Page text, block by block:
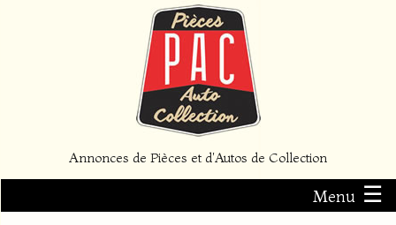
Annonces de Pièces et d'Autos de Collection
Menu ☰